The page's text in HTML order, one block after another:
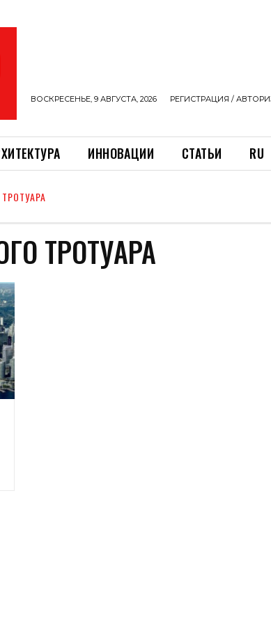
ВОСКРЕСЕНЬЕ, 9 АВГУСТА, 2026 РЕГИСТРАЦИЯ /
ИННОВАЦИИ СТАТЬИ RU
ТРОТУАРА